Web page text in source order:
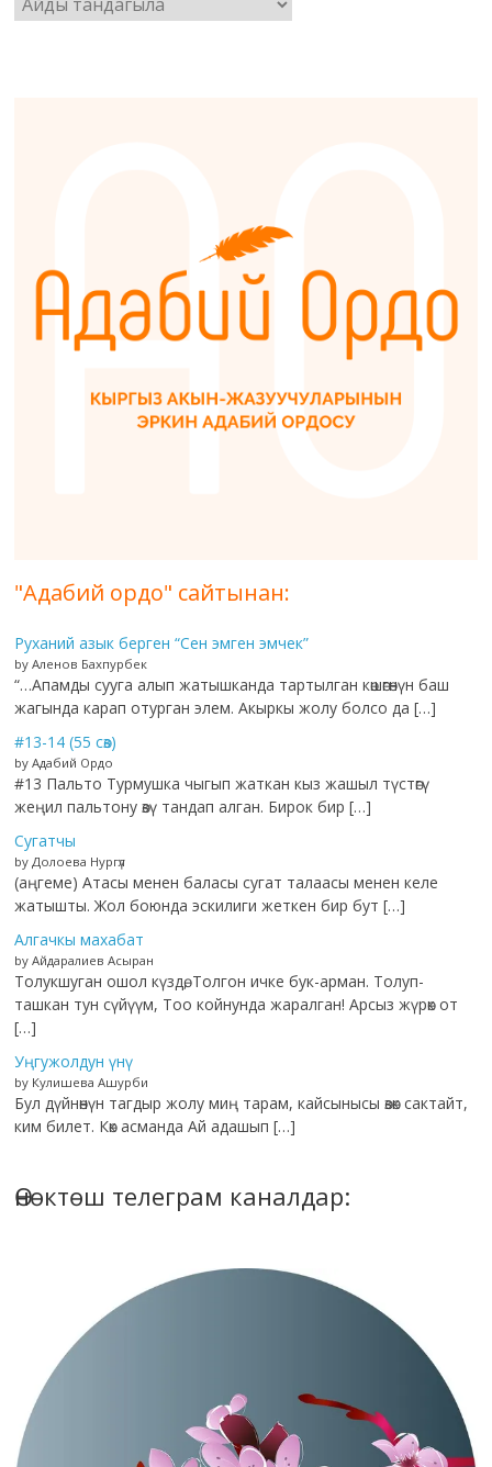
"Адабий ордо" сайтынан:
Руханий азык берген “Сен эмген эмчек”
by Аленов Бахпурбек
“…Апамды сууга алып жатышканда тартылган көшөгөнүн баш
жагында карап отурган элем. Акыркы жолу болсо да […]
#13-14 (55 сөз)
by Адабий Ордо
#13 Пальто Турмушка чыгып жаткан кыз жашыл түстөгү
жеңил пальтону өзү тандап алган. Бирок бир […]
Сугатчы
by Долоева Нургүл
(аңгеме) Атасы менен баласы сугат талаасы менен келе
жатышты. Жол боюнда эскилиги жеткен бир бут […]
Алгачкы махабат
by Айдаралиев Асыран
Толукшуган ошол күздө, Толгон ичке бук-арман. Толуп-
ташкан тун сүйүүм, Тоо койнунда жаралган! Арсыз жүрөк от
[…]
Уңгужолдун үнү
by Кулишева Ашурби
Бул дүйнөнүн тагдыр жолу миң тарам, кайсынысы өзөк сактайт,
ким билет. Көк асманда Ай адашып […]
Өнөктөш телеграм каналдар: